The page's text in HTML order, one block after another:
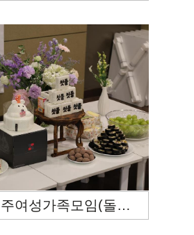
'26 4월 이주여성가족모임(돌잔치)